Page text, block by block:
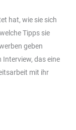
hat, wie sie sich
Tipps sie
geben
das eine
mit ihr